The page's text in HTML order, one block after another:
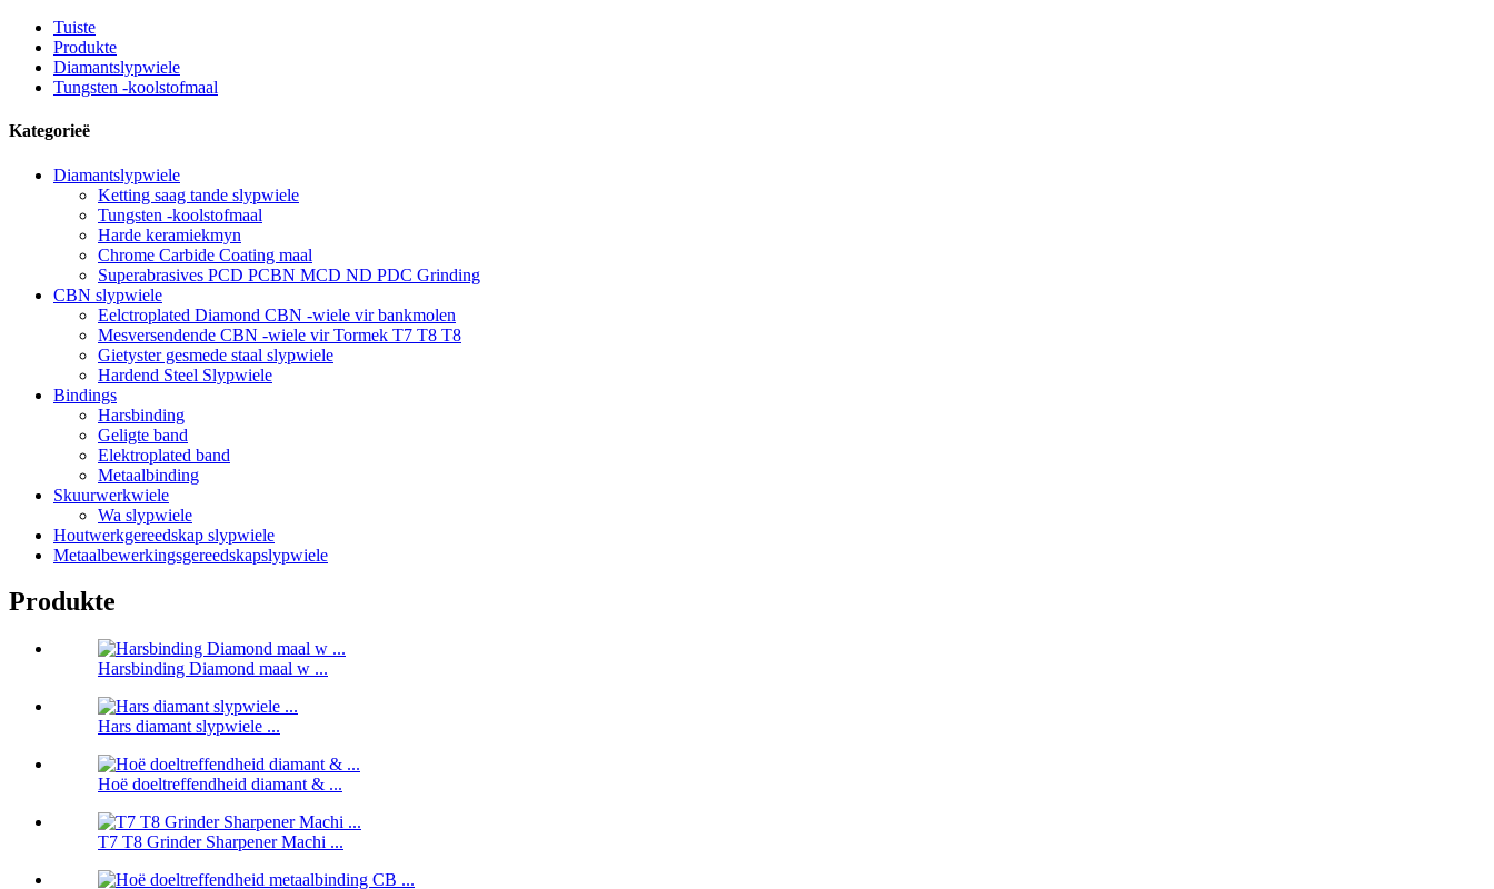
Tuiste
Produkte
Diamantslypwiele
Tungsten -koolstofmaal
Kategorieë
Diamantslypwiele
Ketting saag tande slypwiele
Tungsten -koolstofmaal
Harde keramiekmyn
Chrome Carbide Coating maal
Superabrasives PCD PCBN MCD ND PDC Grinding
CBN slypwiele
Eelctroplated Diamond CBN -wiele vir bankmolen
Mesversendende CBN -wiele vir Tormek T7 T8 T8
Gietyster gesmede staal slypwiele
Hardend Steel Slypwiele
Bindings
Harsbinding
Geligte band
Elektroplated band
Metaalbinding
Skuurwerkwiele
Wa slypwiele
Houtwerkgereedskap slypwiele
Metaalbewerkingsgereedskapslypwiele
Produkte
Harsbinding Diamond maal w ...
Hars diamant slypwiele ...
Hoë doeltreffendheid diamant & ...
T7 T8 Grinder Sharpener Machi ...